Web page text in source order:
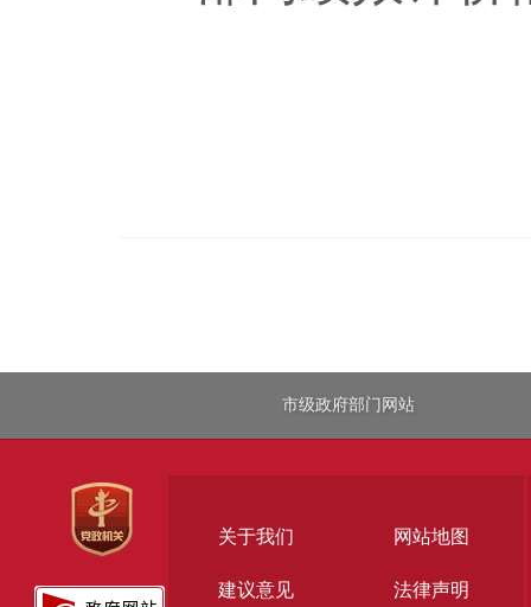
市级政府部门网站
关于我们 网站地图
建议意见 法律声明